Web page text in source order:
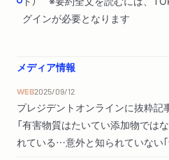
サプリメント／ダイエタリーサプ
食品の健康強調表示／欧州の食品
医薬品／欧州の食品の健康強調表
酵食品は体によい？／プロバイオ
バイオーム研究の新興／カナダの
グインが必要となります
メディア情報
WEB2025/09/12
プレジデントオンラインに抜粋記
「有害物質はたいてい添加物では
れている…意外と知られていない｢